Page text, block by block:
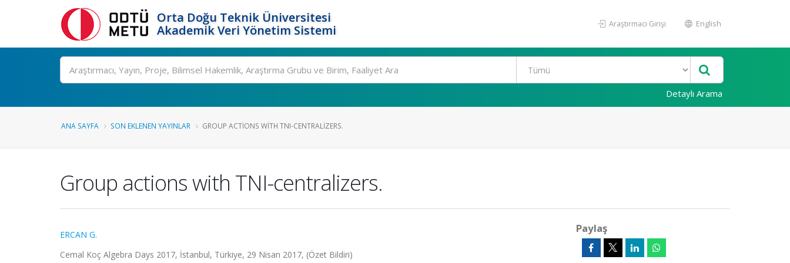
Orta Doğu Teknik Üniversitesi
Akademik Veri Yönetim Sistemi
Araştırmacı Girişi English
Ara
Detaylı Arama
ANA SAYFA SON EKLENEN YAYINLAR GROUP ACTIONS WITH TNI-CENTRALIZERS.
Group actions with TNI-centralizers.
ERCAN G.
Cemal Koç Algebra Days 2017, İstanbul, Türkiye, 29 Nisan 2017, (Özet Bildiri)
Paylaş